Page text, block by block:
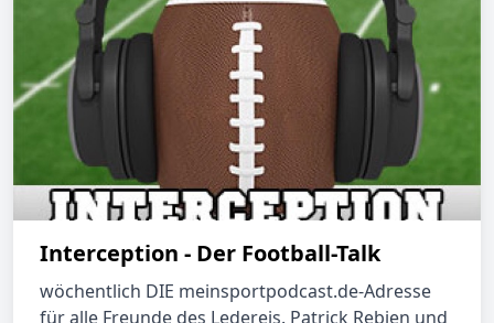
Interception - Der Football-Talk
wöchentlich DIE meinsportpodcast.de-Adresse
für alle Freunde des Ledereis. Patrick Rebien und